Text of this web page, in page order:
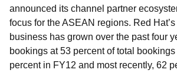
announced its channel partner
focus for the ASEAN regions. Red
business has grown over the past four
bookings at 53 percent of total
percent in FY12 and most recently, 62